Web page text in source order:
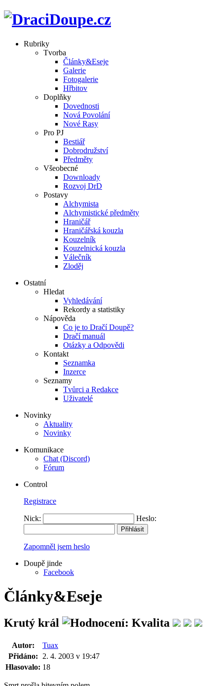
Rubriky
Tvorba
Články&Eseje
Galerie
Fotogalerie
Hřbitov
Doplňky
Dovednosti
Nová Povolání
Nové Rasy
Pro PJ
Bestiář
Dobrodružství
Předměty
Všeobecné
Downloady
Rozvoj DrD
Postavy
Alchymista
Alchymistické předměty
Hraničář
Hraničářská kouzla
Kouzelník
Kouzelnická kouzla
Válečník
Zloděj
Ostatní
Hledat
Vyhledávání
Rekordy a statistiky
Nápověda
Co je to Dračí Doupě?
Dračí manuál
Otázky a Odpovědi
Kontakt
Seznamka
Inzerce
Seznamy
Tvůrci a Redakce
Uživatelé
Novinky
Aktuality
Novinky
Komunikace
Chat (Discord)
Fórum
Control
Registrace
Nick: Heslo:
Zapomněl jsem heslo
Doupě jinde
Facebook
Články&Eseje
Krutý král
Autor:
Tuax
Přidáno:
2. 4. 2003 v 19:47
Hlasovalo: 18